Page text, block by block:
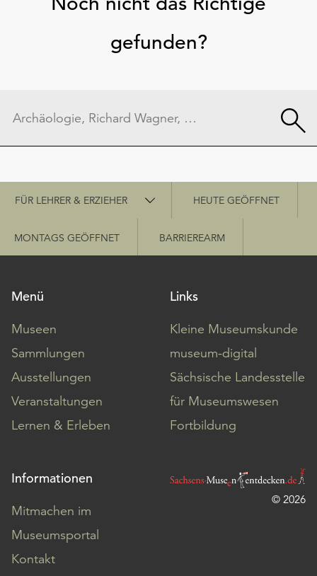
gefunden?
Schnellzugriff
FÜR LEHRER & ERZIEHER HEUTE GEÖFFNET
MONTAGS GEÖFFNET BARRIEREARM
Menü
Museen
Sammlungen
Ausstellungen
Veranstaltungen
Lernen & Erleben
Links
Kleine Museumskunde
museum-digital
Sächsische Landesstelle
für Museumswesen
Fortbildung
Informationen
Mitmachen im
Museumsportal
Kontakt
© 2026